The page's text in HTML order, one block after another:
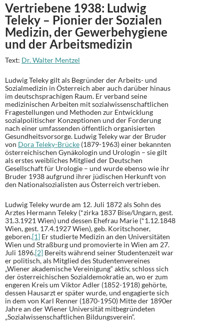
Vertriebene 1938: Ludwig
Teleky – Pionier der Sozialen
Medizin, der Gewerbehygiene
und der Arbeitsmedizin
Text: Dr. Walter Mentzel
Ludwig Teleky gilt als Begründer der Arbeits- und
Sozialmedizin in Österreich aber auch darüber hinaus
im deutschsprachigen Raum. Er verband seine
medizinischen Arbeiten mit sozialwissenschaftlichen
Fragestellungen und Methoden zur Entwicklung
sozialpolitischer Konzeptionen und der Forderung
nach einer umfassenden öffentlich organisierten
Gesundheitsvorsorge. Ludwig Teleky war der Bruder
von Dora Teleky-Brücke (1879-1963) einer bekannten
österreichischen Gynäkologin und Urologin – sie gilt
als erstes weibliches Mitglied der Deutschen
Gesellschaft für Urologie – und wurde ebenso wie ihr
Bruder 1938 aufgrund ihrer jüdischen Herkunft von
den Nationalsozialisten aus Österreich vertrieben.
Ludwig Teleky wurde am 12. Juli 1872 als Sohn des
Arztes Hermann Teleky (*zirka 1837 Bise/Ungarn, gest.
31.3.1921 Wien) und dessen Ehefrau Marie (*1.12.1848
Wien, gest. 17.4.1927 Wien), geb. Koritschoner,
geboren.[1] Er studierte Medizin an den Universitäten
Wien und Straßburg und promovierte in Wien am 27.
Juli 1896.[2] Bereits während seiner Studentenzeit war
er politisch, als Mitglied des Studentenvereines
„Wiener akademische Vereinigung“ aktiv, schloss sich
der österreichischen Sozialdemokratie an, wo er zum
engeren Kreis um Viktor Adler (1852-1918) gehörte,
dessen Hausarzt er später wurde, und engagierte sich
in dem von Karl Renner (1870-1950) Mitte der 1890er
Jahre an der Wiener Universität mitbegründeten
„Sozialwissenschaftlichen Bildungsverein“.